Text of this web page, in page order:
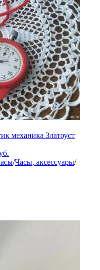
механика Златоуст
/Часы, аксессуары/